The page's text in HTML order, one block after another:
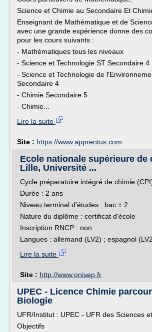
Science et Chimie au Secondaire Et
Enseignant de Mathématique et de
avec une grande expérience donne des
pour les cours suivants :
- Mathématiques tous les niveaux
- Science et Technologie ST Secondaire 4
- Science et Technologie de
Secondaire 4
- Chimie Secondaire 5
- Chimie...
Lire la suite
Site : https://www.apprentus.com
Ecole nationale supérieure de
Lille, Université ...
Cycle préparatoire intégré de chimie
Durée : 2 ans
Niveau terminal d'études : bac + 2
Nature du diplôme : certificat d'école
Inscription RNCP : non
Langues : allemand (LV2) ; espagnol
Lire la suite
Site : http://www.onisep.fr
UPEC - Licence Chimie
Biologie
UFR/Institut : UPEC - UFR des Sciences
Objectifs